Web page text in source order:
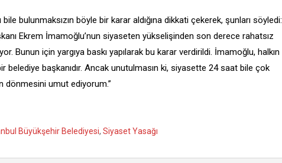
bulunmaksızın böyle bir karar aldığına dikkati çekerek, şunları söyledi:
Ekrem İmamoğlu’nun siyaseten yükselişinden son derece rahatsız
Bunun için yargıya baskı yapılarak bu karar verdirildi. İmamoğlu, halkın
belediye başkanıdır. Ancak unutulmasın ki, siyasette 24 saat bile çok
dönmesini umut ediyorum.”
Büyükşehir Belediyesi, Siyaset Yasağı